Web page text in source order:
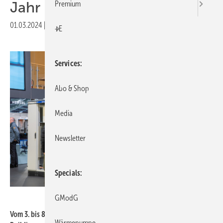
Jahr 2024
01.03.2024 Druckvorschau
Vom 3. bis 8. März 2024 nutzen über 2000 Aussteller die Light +
Premium
+E
Services
Abo & Shop
Media
Newsletter
Specials
GModG